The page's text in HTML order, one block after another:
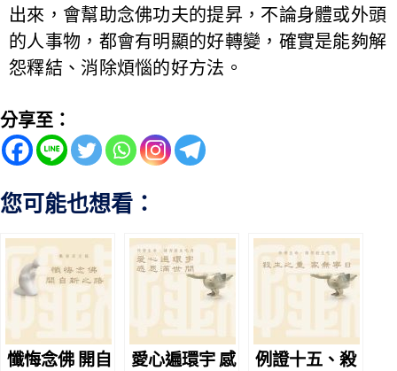
出來，會幫助念佛功夫的提昇，不論身體或外頭
的人事物，都會有明顯的好轉變，確實是能夠解
怨釋結、消除煩惱的好方法。
分享至：
您可能也想看：
懺悔念佛 開自
愛心遍環宇 感
例證十五、殺